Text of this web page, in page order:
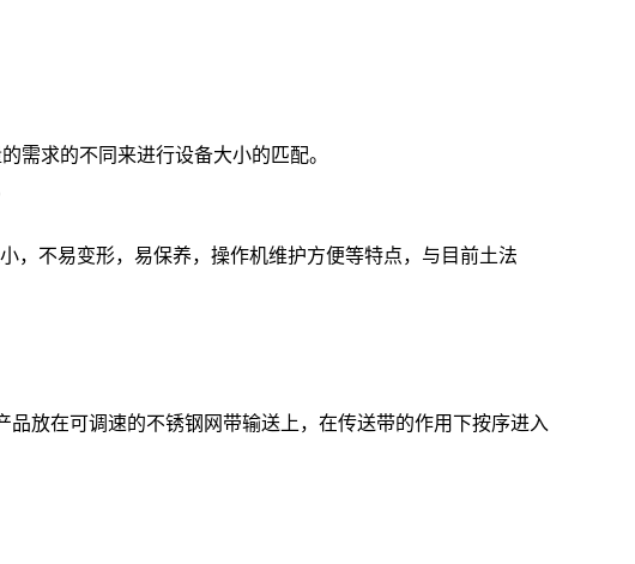
需求的不同来进行设备大小的匹配。
，不易变形，易保养，操作机维护方便等特点，与目前土法
放在可调速的不锈钢网带输送上，在传送带的作用下按序进入